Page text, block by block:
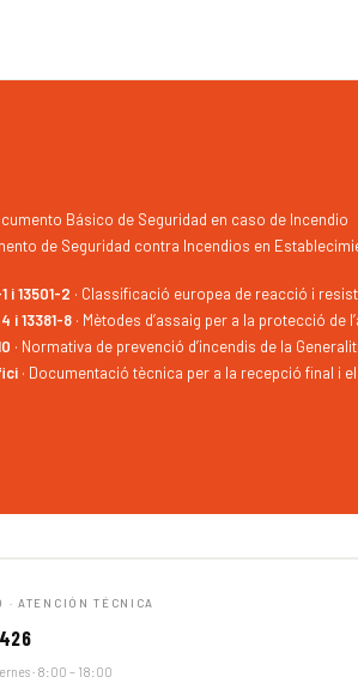
Básico de Seguridad en caso de Incendio
de Seguridad contra Incendios en
i 13501-2 · Classificació europea de reacció i
i 13381-8 · Mètodes d’assaig per a la protecció de
· Normativa de prevenció d’incendis de la
· Documentació tècnica per a la recepció final i
· ATENCIÓN TÉCNICA
· 8:00 – 18:00